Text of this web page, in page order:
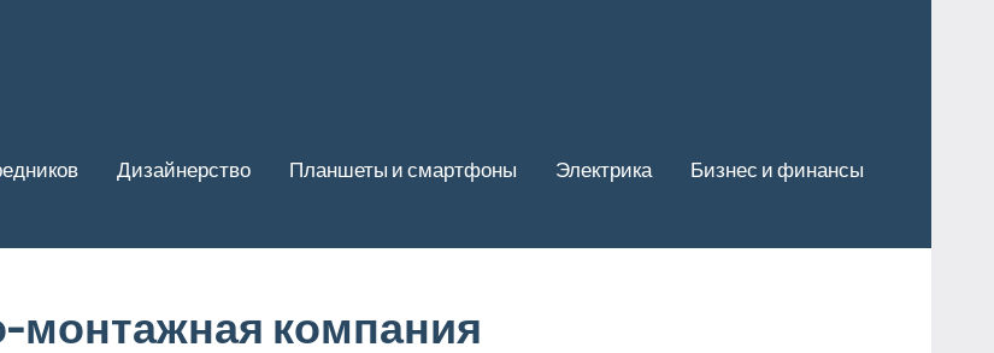
Дизайнерство Планшеты и смартфоны Электрика Бизнес и финансы
монтажная компания